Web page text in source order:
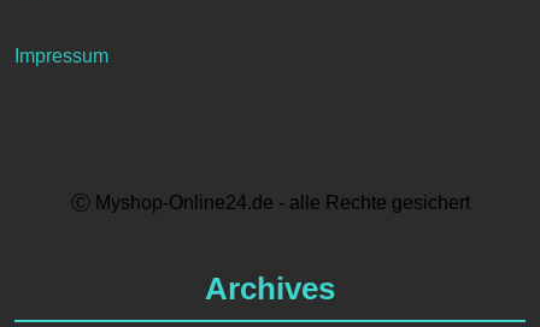
Impressum
Ⓒ Myshop-Online24.de - alle Rechte gesichert
Archives